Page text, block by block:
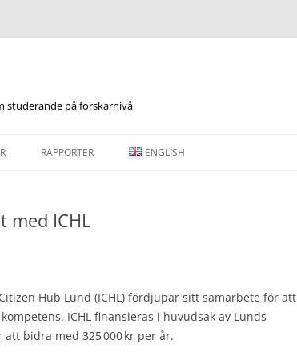
studerande på forskarnivå
RAPPORTER ENGLISH
med ICHL
Hub Lund (ICHL) fördjupar sitt samarbete för att
ICHL finansieras i huvudsak av Lunds
bidra med 325 000 kr per år.